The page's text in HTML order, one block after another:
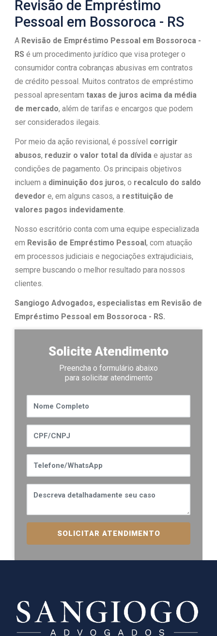
Revisão de Empréstimo
Pessoal em Bossoroca​ - RS
A Revisão de Empréstimo Pessoal em Bossoroca​ -
RS é um procedimento jurídico que visa proteger o
consumidor contra cobranças abusivas em contratos
de crédito pessoal. Muitos contratos de empréstimo
pessoal apresentam taxas de juros acima da média
de mercado, além de tarifas e encargos que podem
ser considerados ilegais.
Por meio da ação revisional, é possível corrigir
abusos, reduzir o valor total da dívida e ajustar as
condições de pagamento. Os principais objetivos
incluem a diminuição dos juros, o recalculo do saldo
devedor e, em alguns casos, a restituição de
valores pagos indevidamente.
Nosso escritório conta com uma equipe especializada
em Revisão de Empréstimo Pessoal, com atuação
em processos judiciais e negociações extrajudiciais,
sempre buscando o melhor resultado para nossos
clientes.
Sangiogo Advogados, especialistas em Revisão de
Empréstimo Pessoal em Bossoroca​ - RS.
Solicite Atendimento
Preencha o formulário abaixo
para solicitar atendimento
SOLICITAR ATENDIMENTO